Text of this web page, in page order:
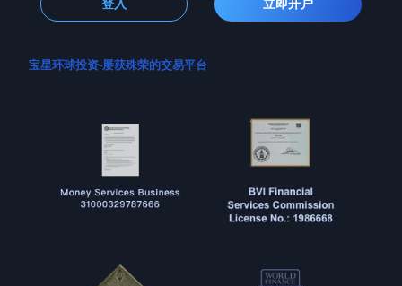
登入 立即开户
宝星环球投资-屡获殊荣的交易平台